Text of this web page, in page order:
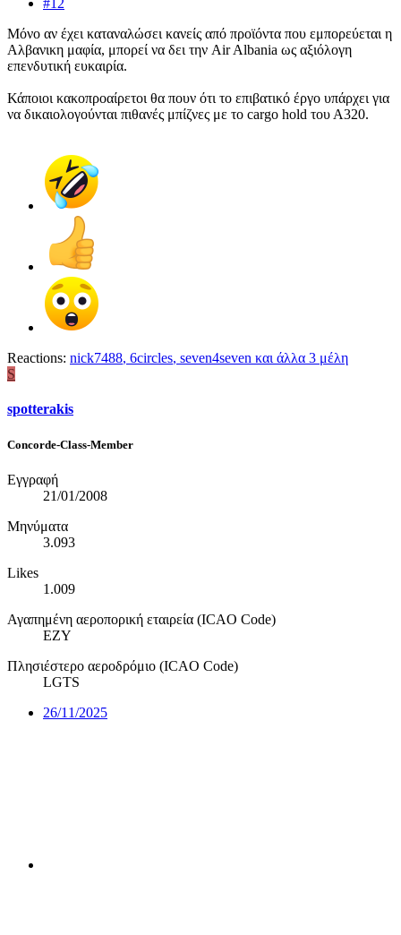
#12
Μόνο αν έχει καταναλώσει κανείς από προϊόντα που εμπορεύεται η
Αλβανικη μαφία, μπορεί να δει την Air Albania ως αξιόλογη
επενδυτική ευκαιρία.
Κάποιοι κακοπροαίρετοι θα πουν ότι το επιβατικό έργο υπάρχει για
να δικαιολογούνται πιθανές μπίζνες με το cargo hold του Α320.
Reactions: nick7488, 6circles, seven4seven και άλλα 3 μέλη
S
spotterakis
Concorde-Class-Member
Εγγραφή
21/01/2008
Μηνύματα
3.093
Likes
1.009
Αγαπημένη αεροπορική εταιρεία (ICAO Code)
EZY
Πλησιέστερο αεροδρόμιο (ICAO Code)
LGTS
26/11/2025